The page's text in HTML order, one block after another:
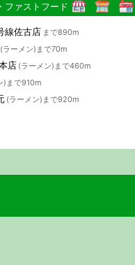
ファストフード
線佐古店 まで890m
(ラーメン)まで70m
店 (ラーメン)まで460m
)まで910m
(ラーメン)まで920m